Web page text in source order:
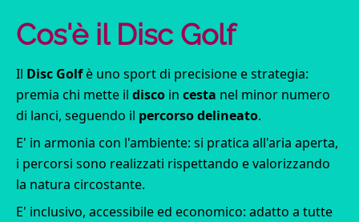
Cos'è il Disc Golf
Il Disc Golfè uno sport di precisione e strategia:
premia chi mette il disco in cesta nel minor numero
di lanci, seguendo il percorso delineato.
E' in armonia con l'ambiente: si pratica all'aria aperta,
i percorsi sono realizzati rispettando e valorizzando
la natura circostante.
E' inclusivo, accessibile ed economico: adatto a tutte